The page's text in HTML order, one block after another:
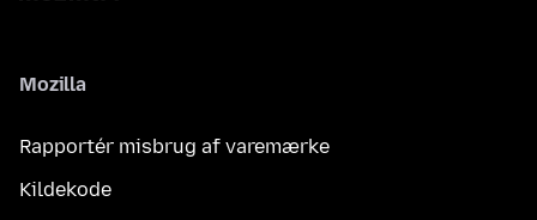
Mozilla
Rapportér misbrug af varemærke
Kildekode